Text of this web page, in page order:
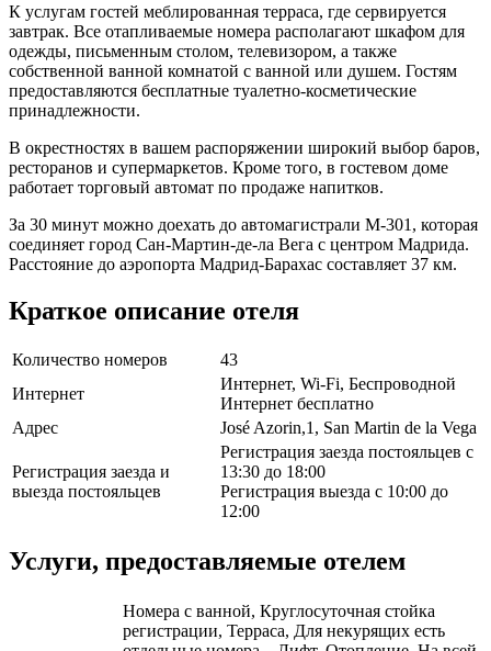
К услугам гостей меблированная терраса, где сервируется
завтрак. Все отапливаемые номера располагают шкафом для
одежды, письменным столом, телевизором, а также
собственной ванной комнатой с ванной или душем. Гостям
предоставляются бесплатные туалетно-косметические
принадлежности.
В окрестностях в вашем распоряжении широкий выбор баров,
ресторанов и супермаркетов. Кроме того, в гостевом доме
работает торговый автомат по продаже напитков.
За 30 минут можно доехать до автомагистрали М-301, которая
соединяет город Сан-Мартин-де-ла Вега с центром Мадрида.
Расстояние до аэропорта Мадрид-Барахас составляет 37 км.
Краткое описание отеля
Количество номеров
43
Интернет
Интернет, Wi-Fi, Беспроводной
Интернет бесплатно
Адрес
José Azorin,1, San Martin de la Vega
Регистрация заезда и
выезда постояльцев
Регистрация заезда постояльцев с
13:30 до 18:00
Регистрация выезда с 10:00 до
12:00
Услуги, предоставляемые отелем
Номера с ванной, Круглосуточная стойка
регистрации, Терраса, Для некурящих есть